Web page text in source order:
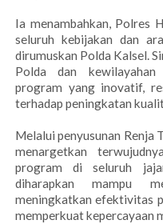
Ia menambahkan, Polres
seluruh kebijakan dan
dirumuskan Polda Kalsel.
Polda dan kewilayahan
program yang inovatif,
terhadap peningkatan
Melalui penyusunan Renja
menargetkan
program di seluruh
diharapkan mampu
meningkatkan efektivitas
memperkuat kepercayaan